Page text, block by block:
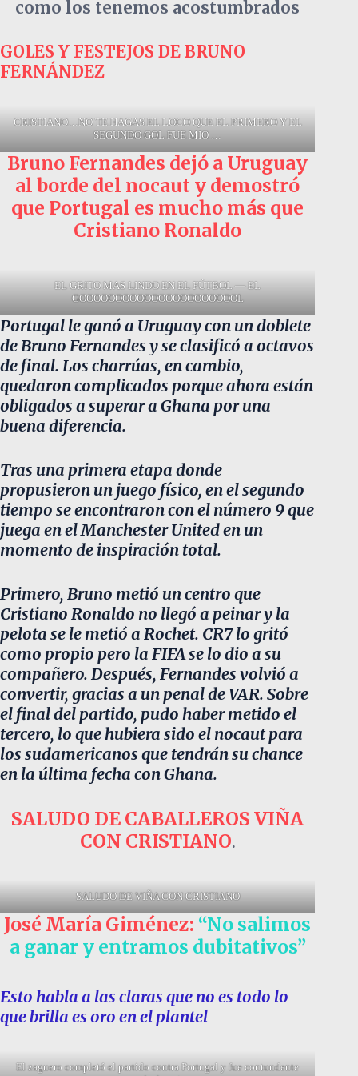
como los tenemos acostumbrados
GOLES Y FESTEJOS DE BRUNO
FERNÁNDEZ
CRISTIANO…NO TE HAGAS EL LOCO QUE EL PRIMERO Y EL
SEGUNDO GOL FUE MIO …
Bruno Fernandes dejó a Uruguay
al borde del nocaut y demostró
que Portugal es mucho más que
Cristiano Ronaldo
EL GRITO MAS LINDO EN EL FÚTBOL — EL
GOOOOOOOOOOOOOOOOOOOOOOL
Portugal le ganó a Uruguay con un doblete
de Bruno Fernandes y se clasificó a octavos
de final. Los charrúas, en cambio,
quedaron complicados porque ahora están
obligados a superar a Ghana por una
buena diferencia.
Tras una primera etapa donde
propusieron un juego físico, en el segundo
tiempo se encontraron con el número 9 que
juega en el Manchester United en un
momento de inspiración total.
Primero, Bruno metió un centro que
Cristiano Ronaldo no llegó a peinar y la
pelota se le metió a Rochet. CR7 lo gritó
como propio pero la FIFA se lo dio a su
compañero. Después, Fernandes volvió a
convertir, gracias a un penal de VAR. Sobre
el final del partido, pudo haber metido el
tercero, lo que hubiera sido el nocaut para
los sudamericanos que tendrán su chance
en la última fecha con Ghana.
SALUDO DE CABALLEROS VIÑA
CON CRISTIANO.
SALUDO DE VIÑA CON CRISTIANO
José María Giménez: “No salimos
a ganar y entramos dubitativos”
Esto habla a las claras que no es todo lo
que brilla es oro en el plantel
El zaguero completó el partido contra Portugal y fue contundente